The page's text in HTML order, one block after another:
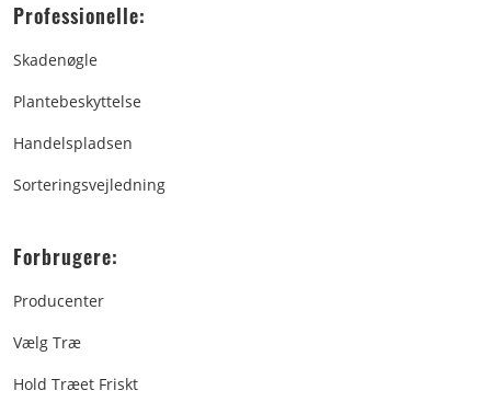
Professionelle:
Skadenøgle
Plantebeskyttelse
Handelspladsen
Sorteringsvejledning
Forbrugere:
Producenter
Vælg Træ
Hold Træet Friskt